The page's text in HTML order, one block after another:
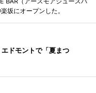
坂にオープンした。
ドモントで「夏まつ